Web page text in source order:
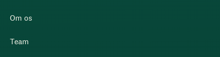
Om os
Team